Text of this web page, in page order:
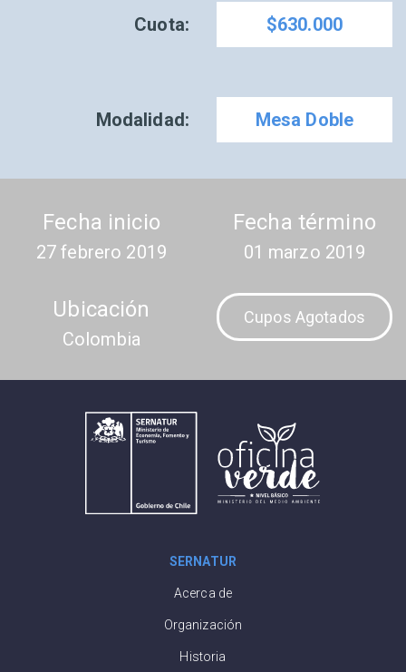
Cuota: $630.000
Modalidad: Mesa Doble
Fecha inicio
27 febrero 2019
Fecha término
01 marzo 2019
Ubicación
Colombia
Cupos Agotados
SERNATUR
Acerca de
Organización
Historia